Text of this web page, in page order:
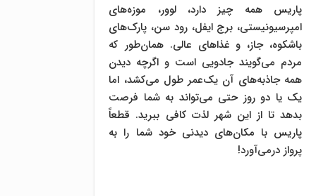
پاریس همه چیز دارد، لوور، موزه‌های
امپرسیونیستی، برج ایفل، رود سن، پارک‌های
باشکوه، جاز، و غذاهای عالی. همان‌طور که
مردم می‌گویند جادویی است و اگرچه دیدن
همه جاذبه‌های آن یک‌عمر طول می‌کشد، اما
یک یا دو روز حتی می‌تواند به شما فرصت
بدهد تا از این شهر لذت کافی ببرید. قطعاً
پاریس با مکان‌های دیدنی خود شما را به
پرواز درمی‌آورد!